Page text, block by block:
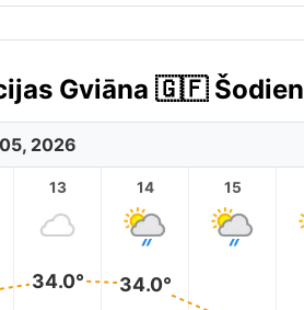
Gviāna 🇬🇫 Šodien
2026
13
34.0°
14
34.0°
15